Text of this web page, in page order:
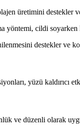
üretimini destekler
yöntemi, cildi soyarken
destekler ve
yüzü kaldırıcı
ve düzenli olarak